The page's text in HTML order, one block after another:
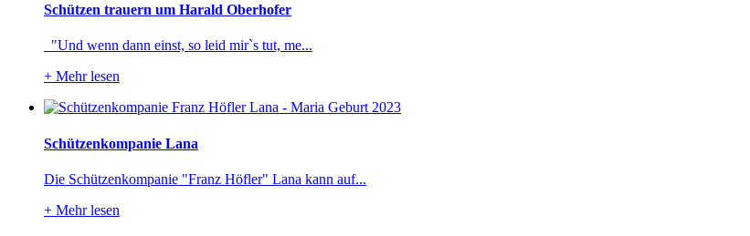
Schützen trauern um Harald Oberhofer
"Und wenn dann einst, so leid mir`s tut, me...
+ Mehr lesen
Schützenkompanie Lana
Die Schützenkompanie "Franz Höfler" Lana kann auf...
+ Mehr lesen